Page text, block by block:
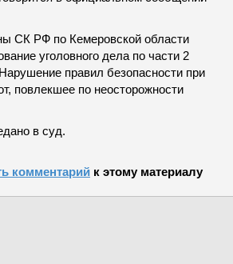
СК РФ по Кемеровской области
уголовного дела по части 2
правил безопасности при
повлекшее по неосторожности
в суд.
комментарий к этому материалу